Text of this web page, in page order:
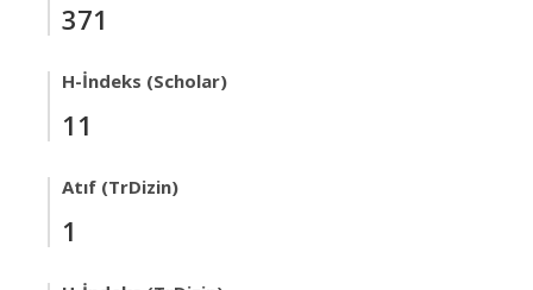
371
H-İndeks (Scholar)
11
Atıf (TrDizin)
1